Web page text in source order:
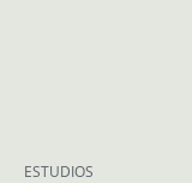
ESTUDIOS